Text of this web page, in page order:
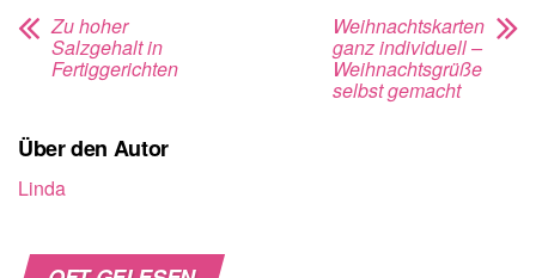
Zu hoher
Salzgehalt in
Fertiggerichten
Weihnachtskarten
ganz individuell –
Weihnachtsgrüße
selbst gemacht
Über den Autor
Linda